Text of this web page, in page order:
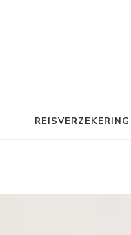
REISVERZEKERING